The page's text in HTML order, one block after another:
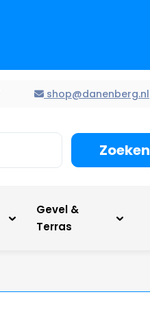
shop@danenberg.nl
Zoeken
Gevel &
Terras